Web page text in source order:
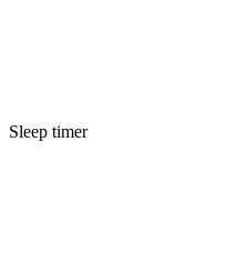
Sleep timer